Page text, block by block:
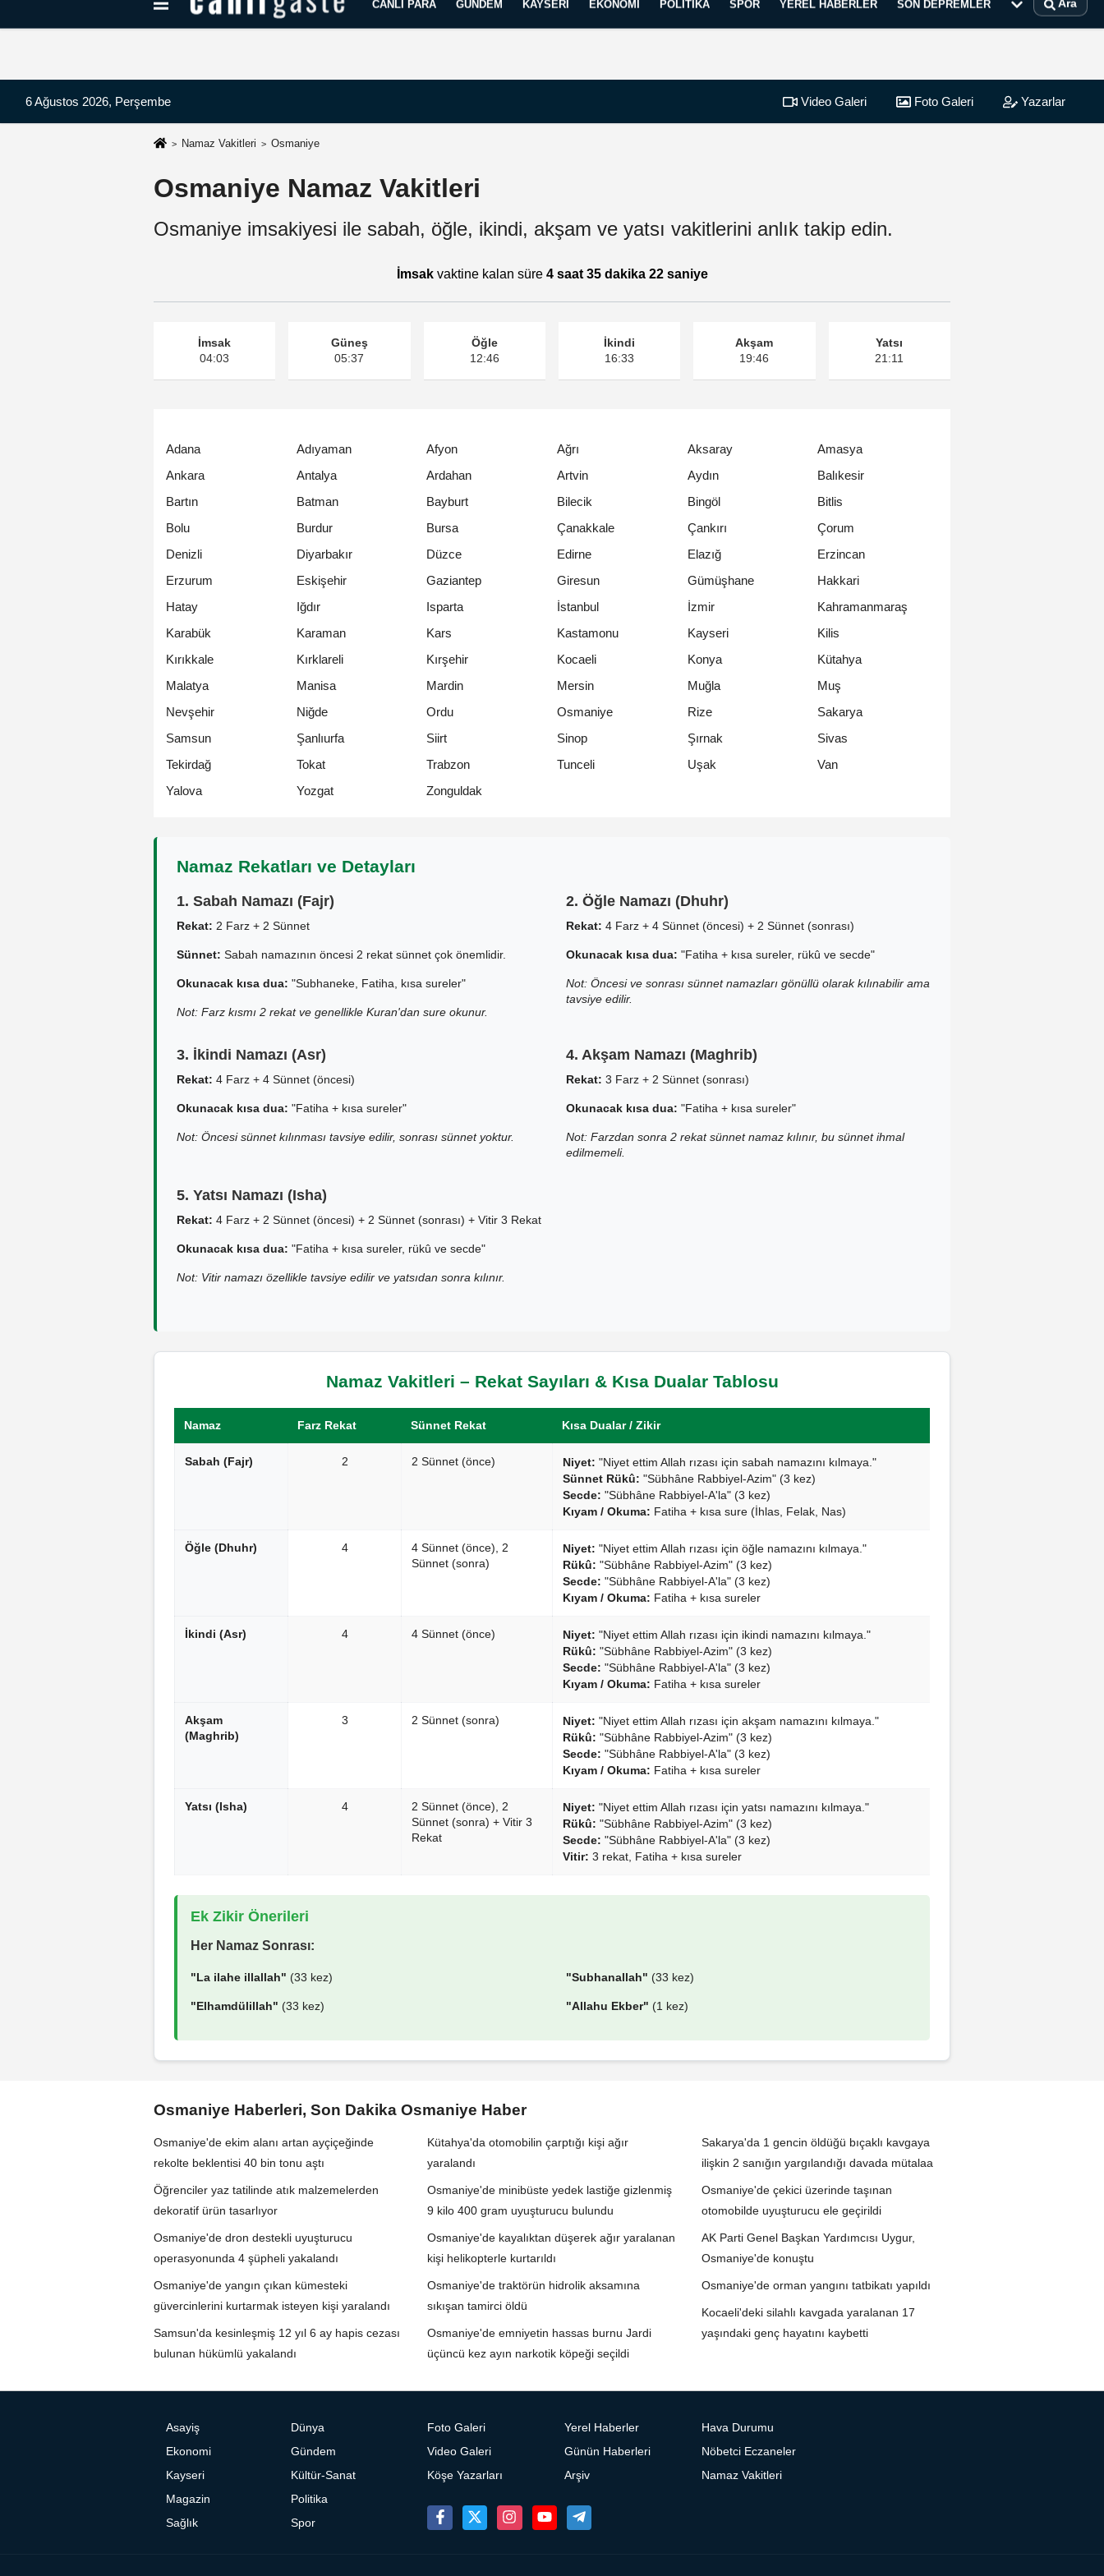
Kayseri Haberleri Can Radyo Dinle
CANLI PARA GÜNDEM KAYSERI EKONOMI POLITIKA SPOR YEREL HABERLER SON DEPREMLER Ara
6 Ağustos 2026, Perşembe Video Galeri Foto Galeri Yazarlar
Namaz Vakitleri Osmaniye
Osmaniye Namaz Vakitleri
Osmaniye imsakiyesi ile sabah, öğle, ikindi, akşam ve yatsı vakitlerini anlık takip edin.
İmsakvaktine kalan süre 4 saat 35 dakika 21 saniye
İmsak
04:03
Güneş
05:37
Öğle
12:46
İkindi
16:33
Akşam
19:46
Yatsı
21:11
Adana Adıyaman Afyon Ağrı Aksaray
Amasya
Ankara
Antalya Ardahan Artvin Aydın
Balıkesir
Bartın
Batman Bayburt Bilecik Bingöl
Bitlis
Bolu
Burdur Bursa Çanakkale Çankırı
Çorum
Denizli
Diyarbakır Düzce Edirne Elazığ
Erzincan
Erzurum
Eskişehir Gaziantep Giresun Gümüşhane
Hakkari
Hatay
Iğdır Isparta İstanbul İzmir
Kahramanmaraş
Karabük
Karaman Kars Kastamonu Kayseri
Kilis
Kırıkkale
Kırklareli Kırşehir Kocaeli Konya
Kütahya
Malatya
Manisa Mardin Mersin Muğla
Muş
Nevşehir
Niğde Ordu Osmaniye Rize
Sakarya
Samsun
Şanlıurfa Siirt Sinop Şırnak
Sivas
Tekirdağ
Tokat Trabzon Tunceli Uşak
Van
Yalova
Yozgat Zonguldak
Namaz Rekatları ve Detayları
1. Sabah Namazı (Fajr)
Rekat: 2 Farz + 2 Sünnet
Sünnet: Sabah namazının öncesi 2 rekat sünnet çok önemlidir.
Okunacak kısa dua: "Subhaneke, Fatiha, kısa sureler"
Not: Farz kısmı 2 rekat ve genellikle Kuran'dan sure okunur.
2. Öğle Namazı (Dhuhr)
Rekat: 4 Farz + 4 Sünnet (öncesi) + 2 Sünnet (sonrası)
Okunacak kısa dua: "Fatiha + kısa sureler, rükû ve secde"
Not: Öncesi ve sonrası sünnet namazları gönüllü olarak kılınabilir ama
tavsiye edilir.
3. İkindi Namazı (Asr)
Rekat: 4 Farz + 4 Sünnet (öncesi)
Okunacak kısa dua: "Fatiha + kısa sureler"
Not: Öncesi sünnet kılınması tavsiye edilir, sonrası sünnet yoktur.
4. Akşam Namazı (Maghrib)
Rekat: 3 Farz + 2 Sünnet (sonrası)
Okunacak kısa dua: "Fatiha + kısa sureler"
Not: Farzdan sonra 2 rekat sünnet namaz kılınır, bu sünnet ihmal
edilmemeli.
5. Yatsı Namazı (Isha)
Rekat: 4 Farz + 2 Sünnet (öncesi) + 2 Sünnet (sonrası) + Vitir 3 Rekat
Okunacak kısa dua: "Fatiha + kısa sureler, rükû ve secde"
Not: Vitir namazı özellikle tavsiye edilir ve yatsıdan sonra kılınır.
Namaz Vakitleri – Rekat Sayıları & Kısa Dualar Tablosu
Namaz Farz Rekat Sünnet Rekat Kısa Dualar / Zikir
Sabah (Fajr) 2 2 Sünnet (önce) Niyet: "Niyet ettim Allah rızası için sabah namazını kılmaya."
Sünnet Rükû: "Sübhâne Rabbiyel-Azim" (3 kez)
Secde: "Sübhâne Rabbiyel-A'la" (3 kez)
Kıyam / Okuma: Fatiha + kısa sure (İhlas, Felak, Nas)
Öğle (Dhuhr) 4
4 Sünnet (önce), 2
Sünnet (sonra)
Niyet: "Niyet ettim Allah rızası için öğle namazını kılmaya."
Rükû: "Sübhâne Rabbiyel-Azim" (3 kez)
Secde: "Sübhâne Rabbiyel-A'la" (3 kez)
Kıyam / Okuma: Fatiha + kısa sureler
İkindi (Asr) 4 4 Sünnet (önce) Niyet: "Niyet ettim Allah rızası için ikindi namazını kılmaya."
Rükû: "Sübhâne Rabbiyel-Azim" (3 kez)
Secde: "Sübhâne Rabbiyel-A'la" (3 kez)
Kıyam / Okuma: Fatiha + kısa sureler
Akşam
(Maghrib)
3 2 Sünnet (sonra) Niyet: "Niyet ettim Allah rızası için akşam namazını kılmaya."
Rükû: "Sübhâne Rabbiyel-Azim" (3 kez)
Secde: "Sübhâne Rabbiyel-A'la" (3 kez)
Kıyam / Okuma: Fatiha + kısa sureler
Yatsı (Isha) 4
2 Sünnet (önce), 2
Sünnet (sonra) + Vitir 3
Rekat
Niyet: "Niyet ettim Allah rızası için yatsı namazını kılmaya."
Rükû: "Sübhâne Rabbiyel-Azim" (3 kez)
Secde: "Sübhâne Rabbiyel-A'la" (3 kez)
Vitir: 3 rekat, Fatiha + kısa sureler
Ek Zikir Önerileri
Her Namaz Sonrası:
"La ilahe illallah" (33 kez)
"Elhamdülillah" (33 kez)
"Subhanallah" (33 kez)
"Allahu Ekber" (1 kez)
Osmaniye Haberleri, Son Dakika Osmaniye Haber
Osmaniye'de ekim alanı artan ayçiçeğinde
rekolte beklentisi 40 bin tonu aştı
Öğrenciler yaz tatilinde atık malzemelerden
dekoratif ürün tasarlıyor
Osmaniye'de dron destekli uyuşturucu
operasyonunda 4 şüpheli yakalandı
Osmaniye'de yangın çıkan kümesteki
güvercinlerini kurtarmak isteyen kişi yaralandı
Samsun'da kesinleşmiş 12 yıl 6 ay hapis cezası
bulunan hükümlü yakalandı
Kütahya'da otomobilin çarptığı kişi ağır
yaralandı
Osmaniye'de minibüste yedek lastiğe gizlenmiş
9 kilo 400 gram uyuşturucu bulundu
Osmaniye'de kayalıktan düşerek ağır yaralanan
kişi helikopterle kurtarıldı
Osmaniye'de traktörün hidrolik aksamına
sıkışan tamirci öldü
Osmaniye'de emniyetin hassas burnu Jardi
üçüncü kez ayın narkotik köpeği seçildi
Sakarya'da 1 gencin öldüğü bıçaklı kavgaya
ilişkin 2 sanığın yargılandığı davada mütalaa
Osmaniye'de çekici üzerinde taşınan
otomobilde uyuşturucu ele geçirildi
AK Parti Genel Başkan Yardımcısı Uygur,
Osmaniye'de konuştu
Osmaniye'de orman yangını tatbikatı yapıldı
Kocaeli'deki silahlı kavgada yaralanan 17
yaşındaki genç hayatını kaybetti
Asayiş
Dünya
Ekonomi
Gündem
Kayseri
Kültür-Sanat
Magazin
Politika
Sağlık
Spor
Foto Galeri
Video Galeri
Köşe Yazarları
Yerel Haberler
Günün Haberleri
Arşiv
Hava Durumu
Nöbetci Eczaneler
Namaz Vakitleri